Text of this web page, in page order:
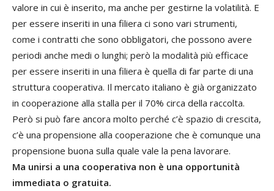
valore in cui è inserito, ma anche per gestirne la volatilità. E
per essere inseriti in una filiera ci sono vari strumenti,
come i contratti che sono obbligatori, che possono avere
periodi anche medi o lunghi; però la modalità più efficace
per essere inseriti in una filiera è quella di far parte di una
struttura cooperativa. Il mercato italiano è già organizzato
in cooperazione alla stalla per il 70% circa della raccolta.
Però si può fare ancora molto perché c’è spazio di crescita,
c’è una propensione alla cooperazione che è comunque una
propensione buona sulla quale vale la pena lavorare.
Ma unirsi a una cooperativa non è una opportunità
immediata o gratuita.